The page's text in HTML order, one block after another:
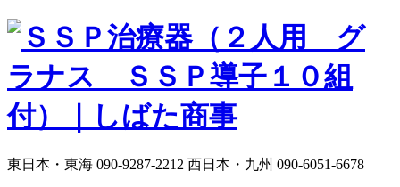
東日本・東海 090-9287-2212 西日本・九州 090-6051-6678